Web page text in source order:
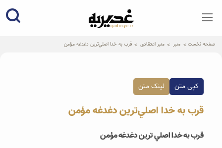
qadiriye.ir
نشریه ی غدیریه-بیانات استاد
صفحه نخست منبر منبر اعتقادی قرب به خدا اصلي­‌ترين دغدغه مؤمن
کپی متن لینک متن
قرب به خدا اصلي­‌ترين دغدغه مؤمن
قرب به خدا اصلي ‌ترين دغدغه مؤمن